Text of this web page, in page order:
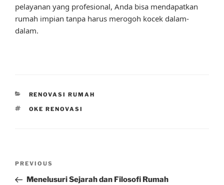
pelayanan yang profesional, Anda bisa mendapatkan
rumah impian tanpa harus merogoh kocek dalam-
dalam.
CATEGORIES
RENOVASI RUMAH
TAGS
OKE RENOVASI
Previous
Post
PREVIOUS
Menelusuri Sejarah dan Filosofi Rumah